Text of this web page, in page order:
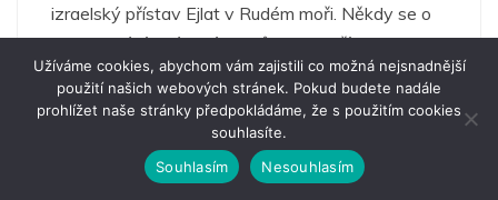
Užíváme cookies, abychom vám zajistili co možná nejsnadnější
použití našich webových stránek. Pokud budete nadále
prohlížet naše stránky předpokládáme, že s použitím cookies
souhlasíte.
Souhlasím
Nesouhlasím